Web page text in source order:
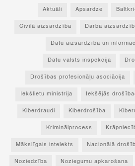
Aktuāli Apsardze
Civilā aizsardzība Darba
Datu aizsardzība un
Datu valsts inspekcija
Drošības profesionāļu asociācija
Iekšlietu ministrija Iekšējās
Kiberdraudi Kiberdrošība
Kriminālprocess
Mākslīgais intelekts Nacionālā
Noziedzība Noziegumu apkarošana